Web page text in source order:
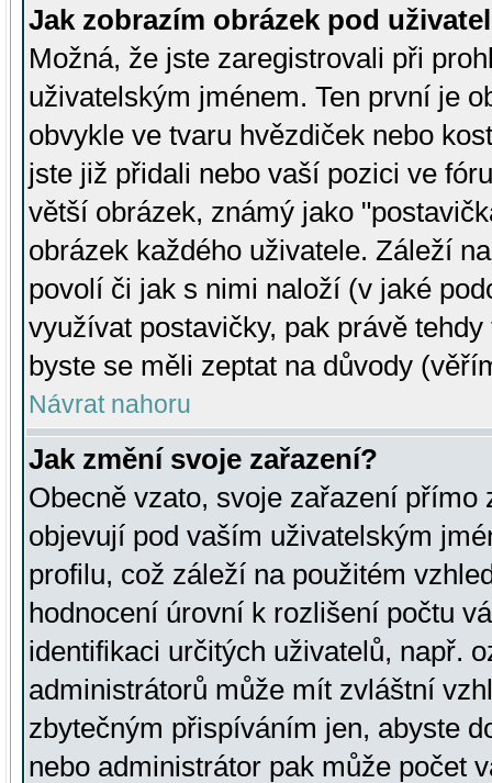
Jak zobrazím obrázek pod
Možná, že jste zaregistrovali při
uživatelským jménem. Ten první je
obvykle ve tvaru hvězdiček nebo
jste již přidali nebo vaší pozici ve
větší obrázek, známý jako
obrázek každého uživatele. Záleží
povolí či jak s nimi naloží (v jaké
využívat postavičky, pak právě
byste se měli zeptat na důvody
Návrat nahoru
Jak změní svoje zařazení?
Obecně vzato, svoje zařazení přímo
objevují pod vaším uživatelským
profilu, což záleží na použitém
hodnocení úrovní k rozlišení počtu
identifikaci určitých uživatelů, např.
administrátorů může mít zvláštní
zbytečným přispíváním jen, abyste
nebo administrátor pak může počet